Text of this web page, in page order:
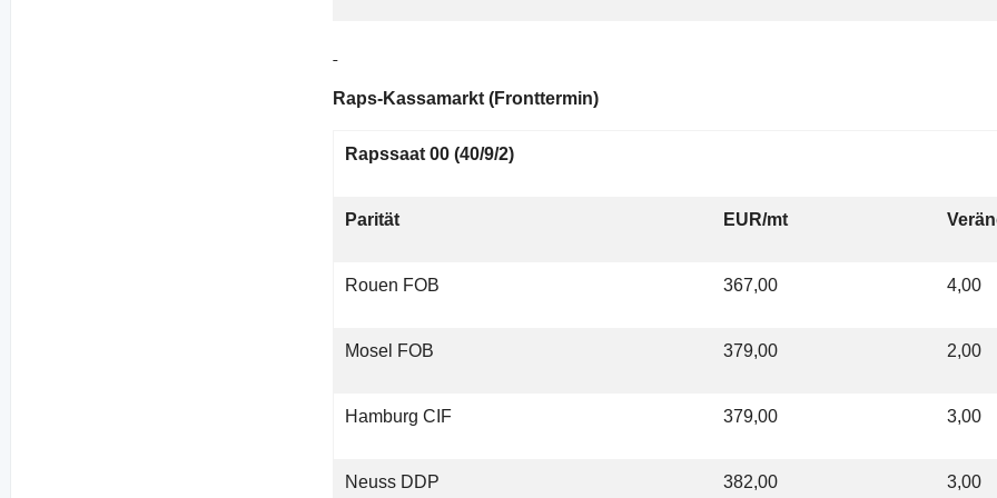
Raps-Kassamarkt (Fronttermin)
Rapssaat 00 (40/9/2)
Parität EUR/mt
Rouen FOB 367,00 4,00
Mosel FOB 379,00 2,00
Hamburg CIF 379,00 3,00
Neuss DDP 382,00 3,00